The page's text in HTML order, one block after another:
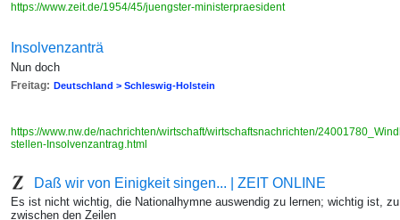
https://www.zeit.de/1954/45/juengster-ministerpraesident
Insolvenzanträ
Nun doch
Freitag: Deutschland > Schleswig-Holstein
https://www.nw.de/nachrichten/wirtschaft/wirtschaftsnachrichten/
stellen-Insolvenzantrag.html
Daß wir von Einigkeit singen... | ZEIT ONLINE
Es ist nicht wichtig, die Nationalhymne auswendig zu lernen; wichtig ist,
zwischen den Zeilen